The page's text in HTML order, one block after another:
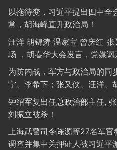
以拖待变，习近平提出四中全
常，胡海峰直升政治局！
汪洋 胡锦涛 温家宝 曾庆红
场 ，胡春华大会发言，党媒
为防内战，军方与政治局的同
宁、李希下；张又侠、汪洋、
钟绍军复出任总政治部主任,
刘振立被杀！
上海武警司令陈源等27名军
调查并集中关押证人被习近平